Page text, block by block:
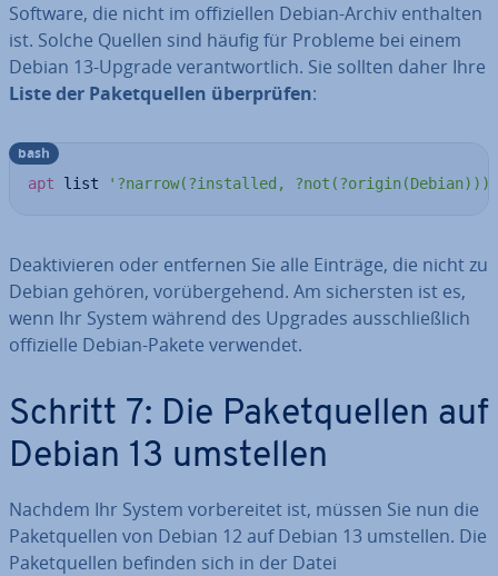
Software, die nicht im of­fi­zi­el­len Debian-Archiv enthalten
ist. Solche Quellen sind häufig für Probleme bei einem
Debian 13-Upgrade ver­ant­wort­lich. Sie sollten daher Ihre
Liste der Pa­ket­quel­len über­prü­fen:
apt list '?narrow(?installed, ?not(?origin(Debian)))'
bash
De­ak­ti­vie­ren oder entfernen Sie alle Einträge, die nicht zu
Debian gehören, vor­über­ge­hend. Am si­chers­ten ist es,
wenn Ihr System während des Upgrades aus­schließ­lich
of­fi­zi­el­le Debian-Pakete verwendet.
Schritt 7: Die Pa­ket­quel­len auf
Debian 13 umstellen
Nachdem Ihr System vor­be­rei­tet ist, müssen Sie nun die
Pa­ket­quel­len von Debian 12 auf Debian 13 umstellen. Die
Pa­ket­quel­len befinden sich in der Datei